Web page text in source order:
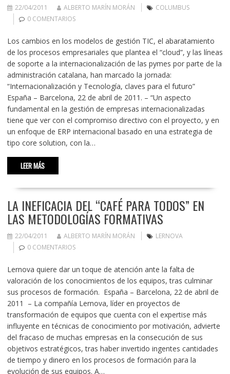
22/04/2011 ALBERTO MARÍN MORÁN
COLUMBUS
0 COMENTARIOS
Los cambios en los modelos de gestión TIC, el abaratamiento
de los procesos empresariales que plantea el “cloud”, y las líneas
de soporte a la internacionalización de las pymes por parte de la
administración catalana, han marcado la jornada:
“Internacionalización y Tecnología, claves para el futuro”
España – Barcelona, 22 de abril de 2011. – “Un aspecto
fundamental en la gestión de empresas internacionalizadas
tiene que ver con el compromiso directivo con el proyecto, y en
un enfoque de ERP internacional basado en una estrategia de
tipo core solution, con la…
LEER MÁS
LA INEFICACIA DEL “CAFÉ PARA TODOS” EN
LAS METODOLOGÍAS FORMATIVAS
22/04/2011 ALBERTO MARÍN MORÁN
LERNOVA
0 COMENTARIOS
Lernova quiere dar un toque de atención ante la falta de
valoración de los conocimientos de los equipos, tras culminar
sus procesos de formación. España – Barcelona, 22 de abril de
2011 – La compañía Lernova, líder en proyectos de
transformación de equipos que cuenta con el expertise más
influyente en técnicas de conocimiento por motivación, advierte
del fracaso de muchas empresas en la consecución de sus
objetivos estratégicos, tras haber invertido ingentes cantidades
de tiempo y dinero en los procesos de formación para la
evolución de sus equipos. A…